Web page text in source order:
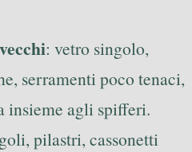
: vetro singolo,
serramenti poco tenaci,
insieme agli spifferi.
pilastri, cassonetti